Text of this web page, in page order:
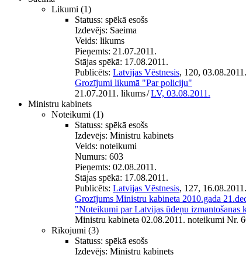
Likumi (1)
Statuss: spēkā esošs
Izdevējs: Saeima
Veids: likums
Pieņemts: 21.07.2011.
Stājas spēkā: 17.08.2011.
Publicēts: Latvijas Vēstnesis, 120, 03.08.2011.
Grozījumi likumā "Par policiju"
21.07.2011. likums/LV, 03.08.2011.
Ministru kabinets
Noteikumi (1)
Statuss: spēkā esošs
Izdevējs: Ministru kabinets
Veids: noteikumi
Numurs: 603
Pieņemts: 02.08.2011.
Stājas spēkā: 17.08.2011.
Publicēts: Latvijas Vēstnesis, 127, 16.08.2011.
Grozījums Ministru kabineta 2010.gada
"Noteikumi par Latvijas ūdeņu izmantošanas
Ministru kabineta 02.08.2011. noteikumi Nr.
Rīkojumi (3)
Statuss: spēkā esošs
Izdevējs: Ministru kabinets